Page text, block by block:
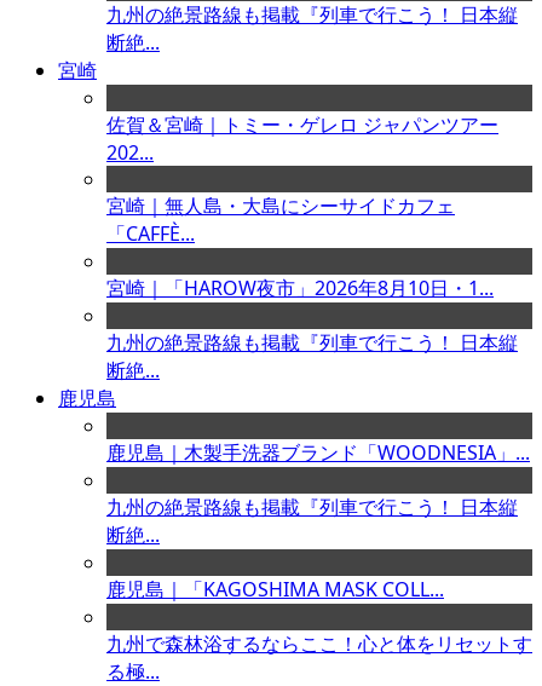
九州の絶景路線も掲載『列車で行こう！ 日本縦
断絶...
宮崎
佐賀＆宮崎｜トミー・ゲレロ ジャパンツアー
202...
宮崎｜無人島・大島にシーサイドカフェ
「CAFFÈ...
宮崎｜「HAROW夜市」2026年8月10日・1...
九州の絶景路線も掲載『列車で行こう！ 日本縦
断絶...
鹿児島
鹿児島｜木製手洗器ブランド「WOODNESIA」...
九州の絶景路線も掲載『列車で行こう！ 日本縦
断絶...
鹿児島｜「KAGOSHIMA MASK COLL...
九州で森林浴するならここ！心と体をリセットす
る極...